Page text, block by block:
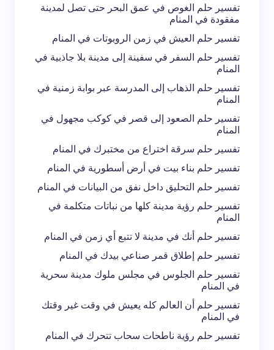
تفسير حلم الغوص في عمق البحر حتى تصل لمدينة
مفقودة في المنام
تفسير حلم العيش في زمن الروبوتات في المنام
تفسير حلم السفر في سفينة إلى مدينة بلا جاذبية في
المنام
تفسير حلم الذهاب إلى المدرسة عبر بوابة زمنية في
المنام
تفسير حلم الصعود إلى قصر في كوكب مجهول في
المنام
تفسير حلم سرقة اختراع من مختبرك في المنام
تفسير حلم بناء بيت في أرض أسطورية في المنام
تفسير حلم التحليق داخل نفق من البيانات في المنام
تفسير حلم رؤية مدينة كلها من نباتات متكلمة في
المنام
تفسير حلم أنك في مدينة لا تتبع أي زمن في المنام
تفسير حلم إطلاق قمر صناعي بيدك في المنام
تفسير حلم الجلوس في مجلس ملوك مدينة سحرية
في المنام
تفسير حلم أن العالم كله يعيش في وقت غير وقتك
في المنام
تفسير حلم رؤية ناطحات سحاب تتحرك في المنام